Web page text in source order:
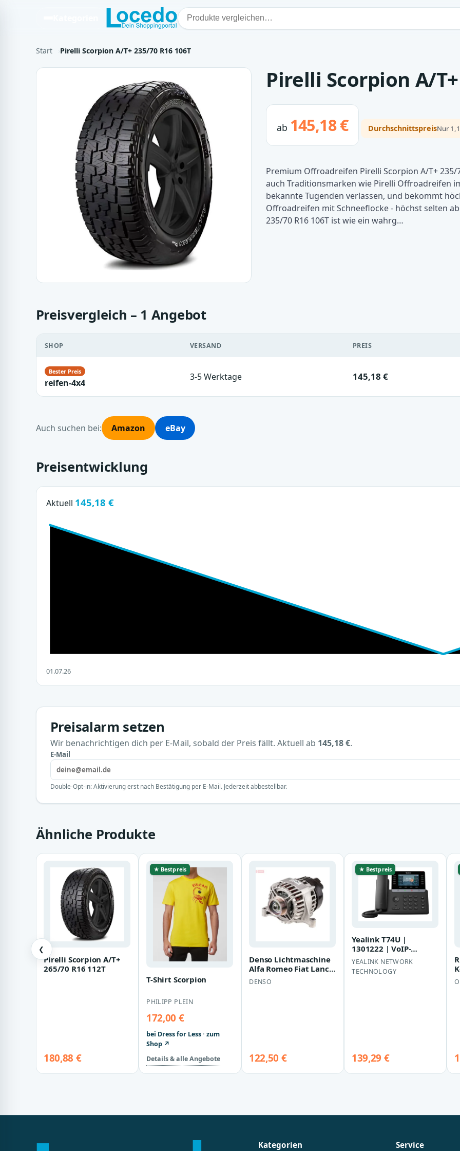
Start Pirelli Scorpion A/T+ 235/70 R16 106T
Pirelli Scorpion A/
ab 145,18 € DurchschnittspreisNur
Premium Offroadreifen Pirelli Scorpion A/T+ 235/
auch Traditionsmarken wie Pirelli Offroadreifen
bekannte Tugenden verlassen, und bekommt
Offroadreifen mit Schneeflocke - höchst selten
235/70 R16 106T ist wie ein wahrg…
Preisvergleich – 1 Angebot
SHOP VERSAND PREIS
reifen-4x4
3-5 Werktage 145,18 €
Auch suchen bei: Amazon eBay
Preisentwicklung
Aktuell 145,18 €
01.07.26
Preisalarm setzen
Wir benachrichtigen dich per E-Mail, sobald der Preis fällt. Aktuell ab 145,18 €.
E-Mail
Double-Opt-in: Aktivierung erst nach Bestätigung per E-Mail. Jederzeit abbestellbar.
Ähnliche Produkte
❮
Pirelli Scorpion A/T+
265/70 R16 112T
180,88 €
★ Bestpreis
T-Shirt Scorpion
PHILIPP PLEIN
172,00 €
bei Dress for Less · zum
Shop ↗
Details & alle Angebote
Denso Lichtmaschine
Alfa Romeo Fiat Lancia
DAN517
DENSO
122,50 €
★ Bestpreis
Yealink T74U |
1301222 | VoIP-
Telefon mit
Rufnummernanzeige/
YEALINK NETWORK
TECHNOLOGY
139,29 €
Kategorien Service